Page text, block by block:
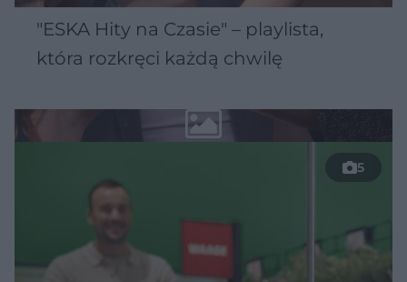
"ESKA Hity na Czasie" – playlista,
która rozkręci każdą chwilę
5